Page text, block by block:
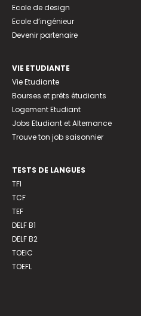
Ecole de design
Ecole d’ingénieur
Devenir partenaire
VIE ETUDIANTE
Vie Etudiante
Bourses et prêts étudiants
Logement Etudiant
Jobs Etudiant et Alternance
Trouve ton job saisonnier
TESTS DE LANGUES
TFI
TCF
TEF
DELF B1
DELF B2
TOEIC
TOEFL